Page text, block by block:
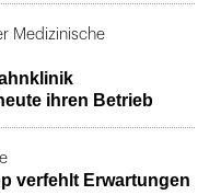
Medizinische
ihren Betrieb
verfehlt Erwartungen